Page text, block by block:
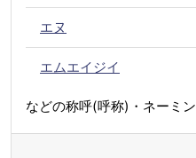
エヌ
エムエイジイ
などの称呼(呼称)・ネーミ